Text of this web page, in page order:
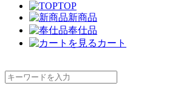
TOP
新商品
奉仕品
カート